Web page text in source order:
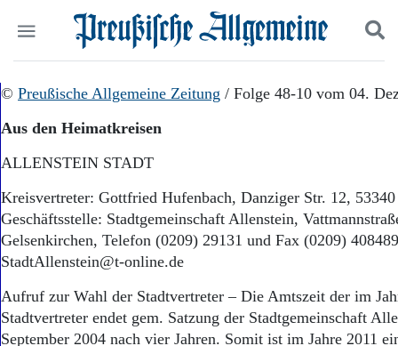
Politik
Leben
Geschichte
Ostpreußen
Pommern
Berlin-Brandenburg
Schlesien
Danzig und Westpreußen
Bücher
Suchen und finden
© Preußische Allgemeine Zeitung / Folge 48-10 vom 04.
Aus den Heimatkreisen
ALLENSTEIN STADT
Kreisvertreter: Gottfried Hufenbach, Danziger Str. 12,
Geschäftsstelle: Stadtgemeinschaft Allenstein,
Gelsenkirchen, Telefon (0209) 29131 und Fax (0209)
StadtAllenstein@t-online.de
Aufruf zur Wahl der Stadtvertreter – Die Amtszeit der im
Stadtvertreter endet gem. Satzung der Stadtgemeinschaft
September 2004 nach vier Jahren. Somit ist im Jahre 2011